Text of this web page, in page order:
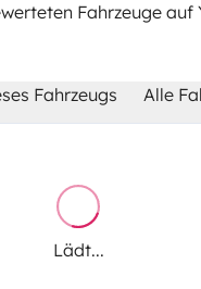
Fahrzeuge auf
Fahrzeugs Alle
Lädt...